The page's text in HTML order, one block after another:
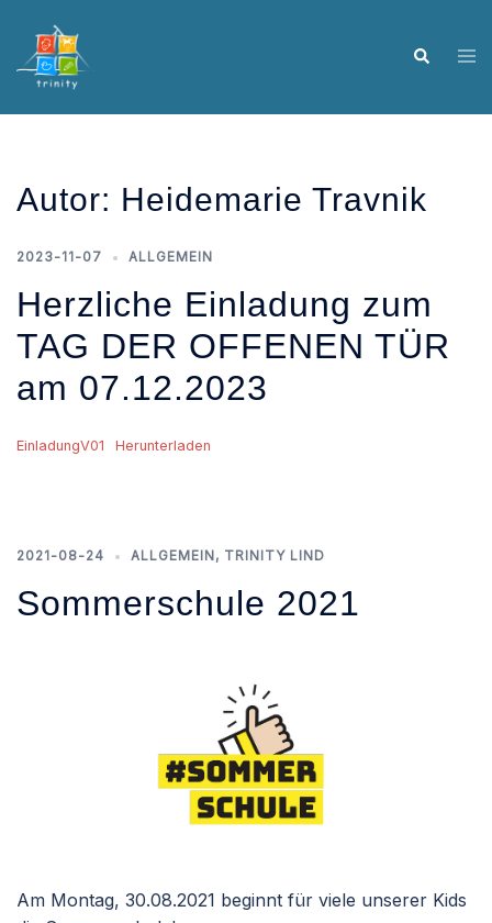
content
Search
Autor: Heidemarie Travnik
2023-11-07 ALLGEMEIN
Herzliche Einladung zum
TAG DER OFFENEN TÜR
am 07.12.2023
EinladungV01 Herunterladen
2021-08-24 ALLGEMEIN, TRINITY LIND
Sommerschule 2021
Am Montag, 30.08.2021 beginnt für viele unserer Kids